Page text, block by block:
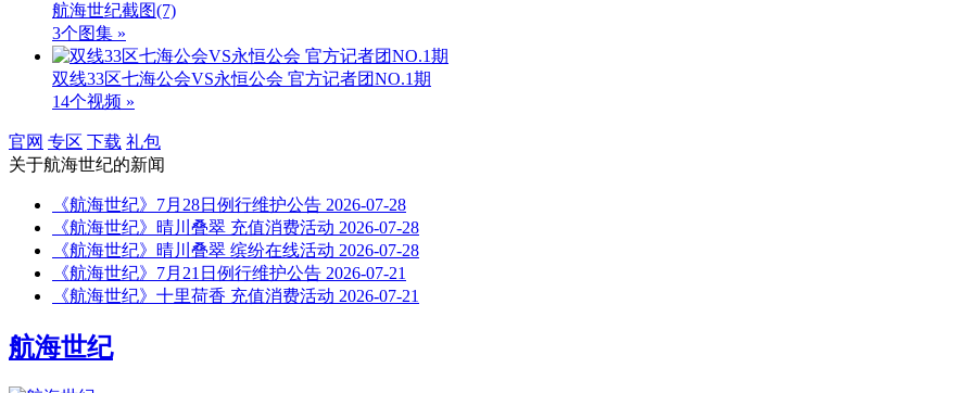
航海世纪截图(7)
3个图集 »
双线33区七海公会VS永恒公会 官方记者团NO.1期
14个视频 »
官网 专区 下载 礼包
关于航海世纪的新闻
《航海世纪》7月28日例行维护公告 2026-07-28
《航海世纪》晴川叠翠 充值消费活动 2026-07-28
《航海世纪》晴川叠翠 缤纷在线活动 2026-07-28
《航海世纪》7月21日例行维护公告 2026-07-21
《航海世纪》十里荷香 充值消费活动 2026-07-21
航海世纪